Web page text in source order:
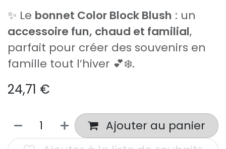
✨ Le bonnet Color Block Blush : un
accessoire fun, chaud et familial,
parfait pour créer des souvenirs en
famille tout l’hiver 💕❄️.
24,71 €
Ajouter au panier